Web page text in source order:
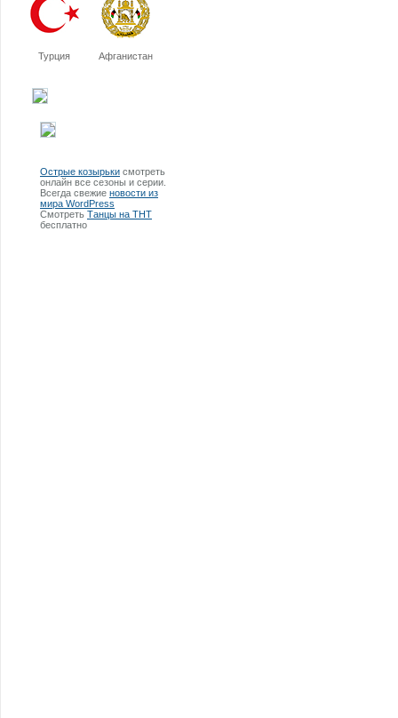
Турция Афганистан
Острые козырьки смотреть
онлайн все сезоны и серии.
Всегда свежие новости из
мира WordPress
Смотреть Танцы на ТНТ
бесплатно